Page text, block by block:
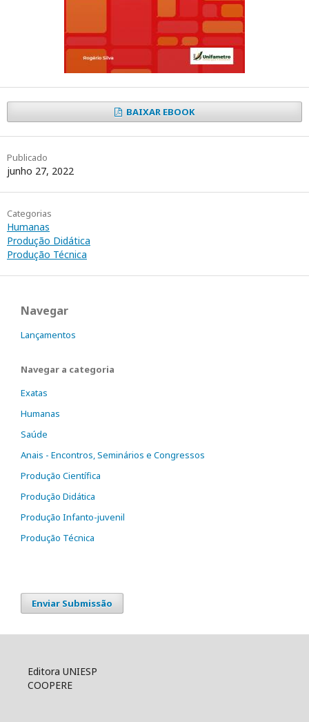
BAIXAR EBOOK
Publicado
junho 27, 2022
Categorias
Humanas
Produção Didática
Produção Técnica
Navegar
Lançamentos
Navegar a categoria
Exatas
Humanas
Saúde
Anais - Encontros, Seminários e Congressos
Produção Científica
Produção Didática
Produção Infanto-juvenil
Produção Técnica
Enviar Submissão
Editora UNIESP
COOPERE